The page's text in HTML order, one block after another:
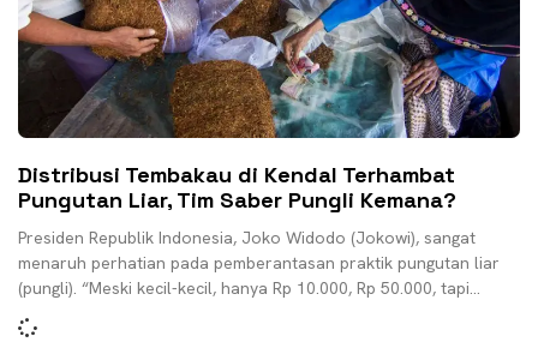
Distribusi Tembakau di Kendal Terhambat
Pungutan Liar, Tim Saber Pungli Kemana?
Presiden Republik Indonesia, Joko Widodo (Jokowi), sangat
menaruh perhatian pada pemberantasan praktik pungutan liar
(pungli). “Meski kecil-kecil, hanya Rp 10.000, Rp 50.000, tapi
menjengkelkan dan